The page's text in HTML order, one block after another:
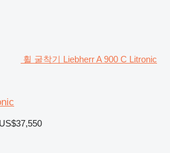
휠 굴착기 Liebherr A 900 C Litronic